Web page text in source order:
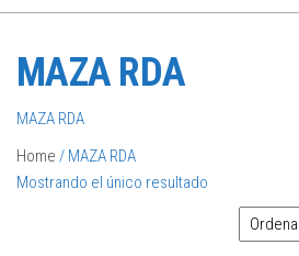
MAZA RDA
MAZA RDA
Home / MAZA RDA
Mostrando el único resultado